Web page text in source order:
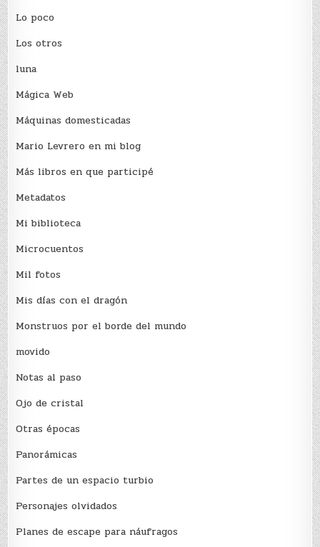
Lo poco
Los otros
luna
Mágica Web
Máquinas domesticadas
Mario Levrero en mi blog
Más libros en que participé
Metadatos
Mi biblioteca
Microcuentos
Mil fotos
Mis días con el dragón
Monstruos por el borde del mundo
movido
Notas al paso
Ojo de cristal
Otras épocas
Panorámicas
Partes de un espacio turbio
Personajes olvidados
Planes de escape para náufragos